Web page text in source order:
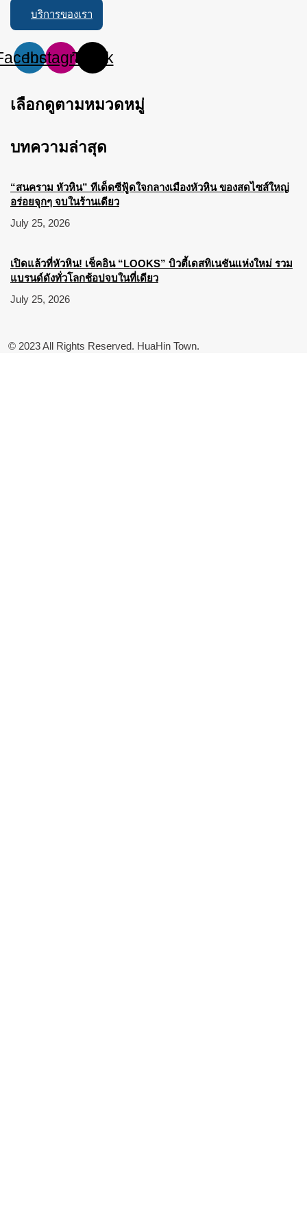
บริการของเรา
InstagramTiktok
เลือกดูตามหมวดหมู่
บทความล่าสุด
“สนคราม หัวหิน” ทีเด็ดซีฟู้ดใจกลางเมืองหัวหิน ของสดไซส์ใหญ่
อร่อยจุกๆ จบในร้านเดียว
July 25, 2026
เปิดแล้วที่หัวหิน! เช็คอิน “LOOKS” บิวตี้เดสทิเนชันแห่งใหม่ รวม
แบรนด์ดังทั่วโลกช้อปจบในที่เดียว
July 25, 2026
© 2023 All Rights Reserved. HuaHin Town.